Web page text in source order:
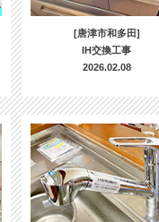
[唐津市和多田]
IH交換工事
2026.02.08